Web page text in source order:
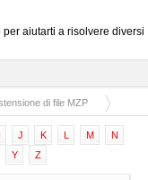
per aiutarti a risolvere diversi
di file MZP
J K L M
N
Y Z